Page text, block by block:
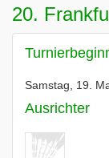
20.
Samstag, 19.
Ausrichter